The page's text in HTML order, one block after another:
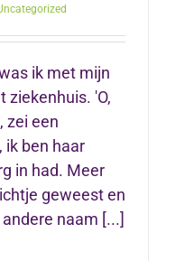
ik met mijn
ziekenhuis. 'O,
zei een
ik ben haar
in had. Meer
geweest en
naam [...]